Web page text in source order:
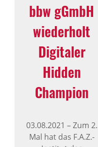
bbw gGmbH
wieder­holt
Digi­taler
Hidden
Cham­pion
03.08.2021 –Zum 2.
Mal hat das F.A.Z.-